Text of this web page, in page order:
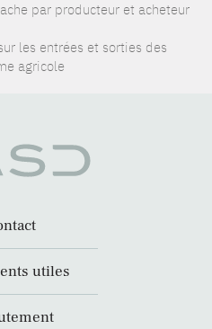
par producteur et acheteur
les entrées et sorties des
agricole
utiles